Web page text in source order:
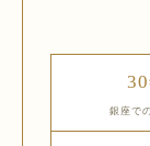
銀座で